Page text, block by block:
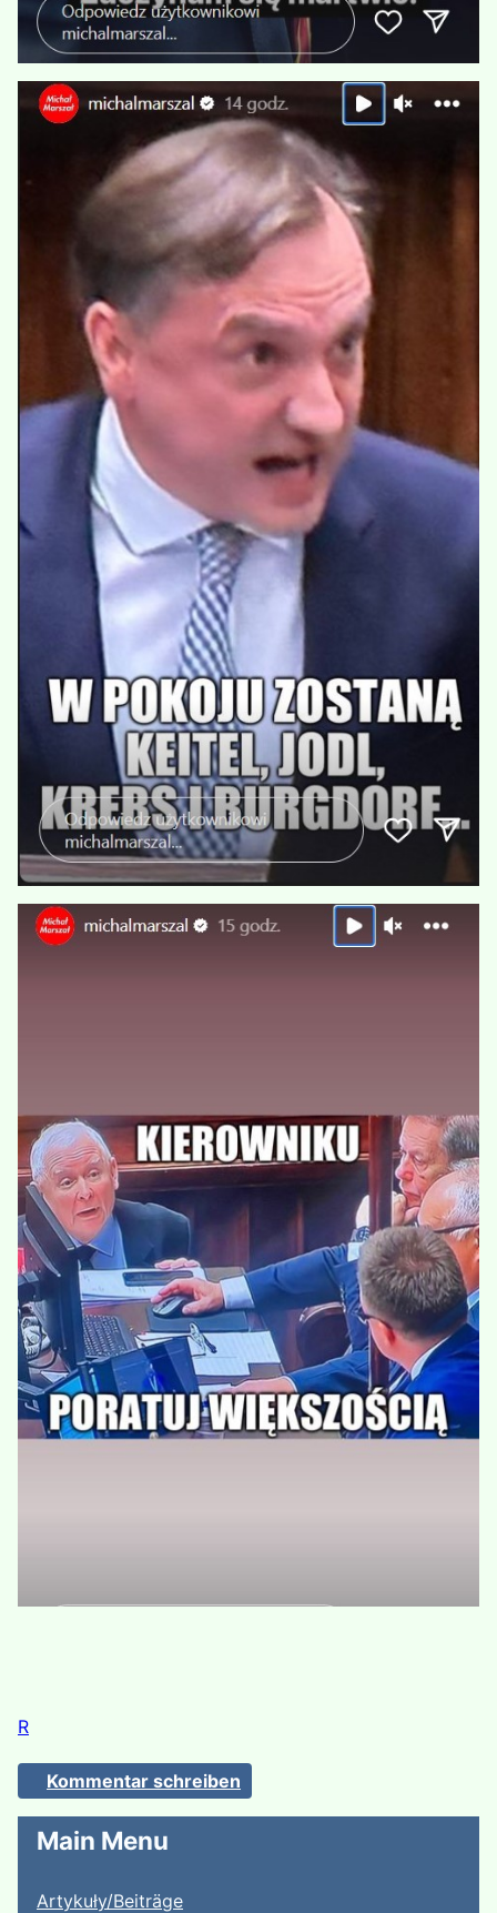
Main Menu
Artykuły/Beiträge
R
Kommentar schreiben